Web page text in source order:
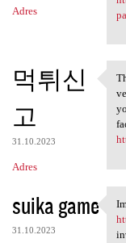
Adres
먹튀신
고
31.10.2023
Adres
suika game
31.10.2023